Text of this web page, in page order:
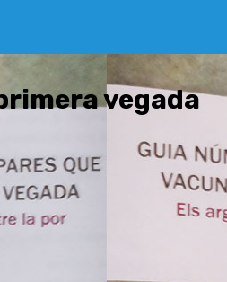
vegada